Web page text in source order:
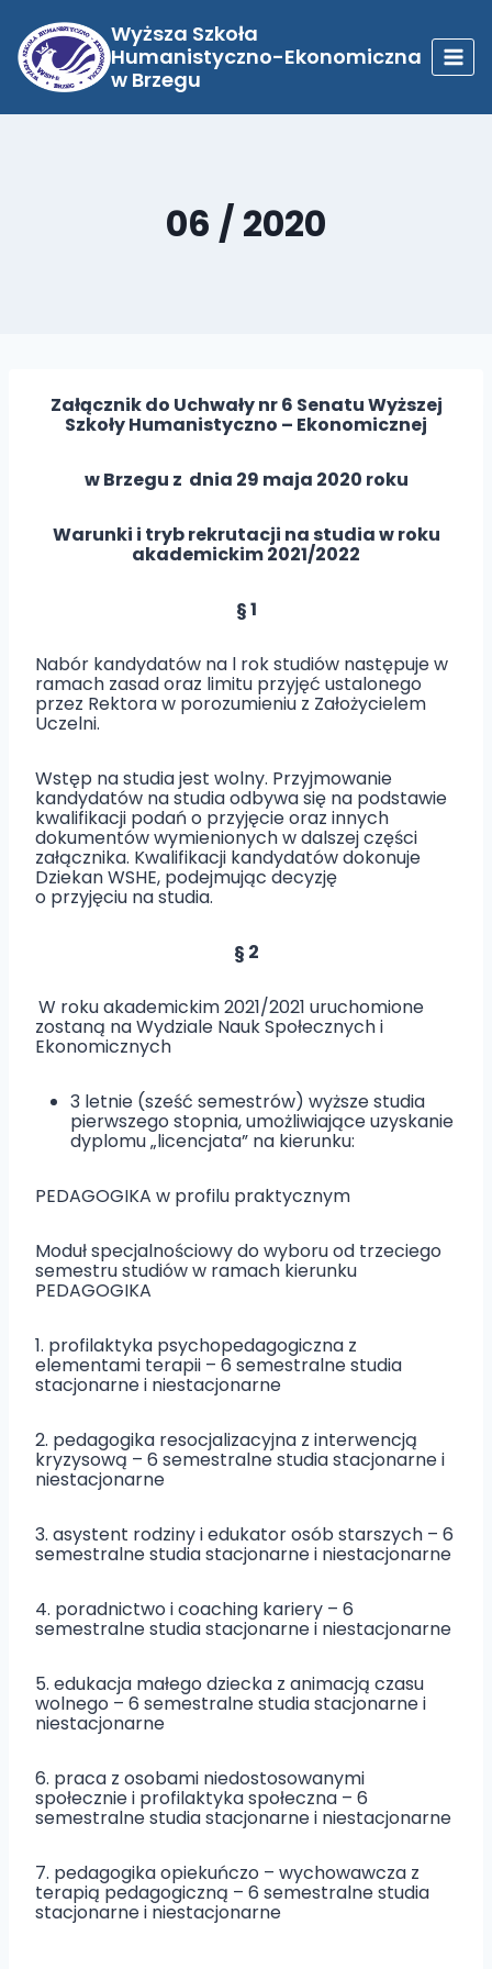
treści
Wyższa Szkoła
Humanistyczno-Ekonomiczna
w Brzegu
06 / 2020
Załącznik do Uchwały nr 6 Senatu Wyższej
Szkoły Humanistyczno – Ekonomicznej
w Brzegu z dnia 29 maja 2020 roku
Warunki i tryb rekrutacji na studia w roku
akademickim 2021/2022
§1
Nabór kandydatów na l rok studiów następuje w
ramach zasad oraz limitu przyjęć ustalonego
przez Rektora w porozumieniu z Założycielem
Uczelni.
Wstęp na studia jest wolny. Przyjmowanie
kandydatów na studia odbywa się na podstawie
kwalifikacji podań o przyjęcie oraz innych
dokumentów wymienionych w dalszej części
załącznika. Kwalifikacji kandydatów dokonuje
Dziekan WSHE, podejmując decyzję
o przyjęciu na studia.
§ 2
W roku akademickim 2021/2021 uruchomione
zostaną na Wydziale Nauk Społecznych i
Ekonomicznych
3 letnie (sześć semestrów) wyższe studia
pierwszego stopnia, umożliwiające uzyskanie
dyplomu „licencjata” na kierunku:
PEDAGOGIKA w profilu praktycznym
Moduł specjalnościowy do wyboru od trzeciego
semestru studiów w ramach kierunku
PEDAGOGIKA
1. profilaktyka psychopedagogiczna z
elementami terapii – 6 semestralne studia
stacjonarne i niestacjonarne
2. pedagogika resocjalizacyjna z interwencją
kryzysową – 6 semestralne studia stacjonarne i
niestacjonarne
3. asystent rodziny i edukator osób starszych – 6
semestralne studia stacjonarne i niestacjonarne
4. poradnictwo i coaching kariery – 6
semestralne studia stacjonarne i niestacjonarne
5. edukacja małego dziecka z animacją czasu
wolnego – 6 semestralne studia stacjonarne i
niestacjonarne
6. praca z osobami niedostosowanymi
społecznie i profilaktyka społeczna – 6
semestralne studia stacjonarne i niestacjonarne
7. pedagogika opiekuńczo – wychowawcza z
terapią pedagogiczną – 6 semestralne studia
stacjonarne i niestacjonarne